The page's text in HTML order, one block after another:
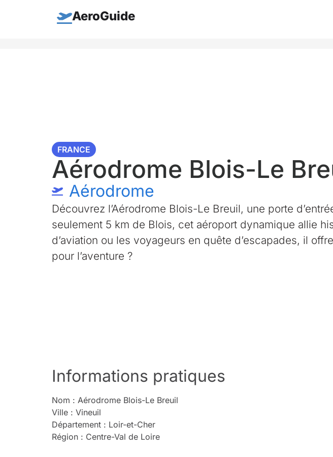
AeroGuide
FRANCE
Aérodrome Blois-Le
Aérodrome
Découvrez l’Aérodrome Blois-Le Breuil, une porte
seulement 5 km de Blois, cet aéroport dynamique allie
d’aviation ou les voyageurs en quête d’escapades, il
pour l’aventure ?
Informations pratiques
Nom : Aérodrome Blois-Le Breuil
Ville : Vineuil
Département : Loir-et-Cher
Région : Centre-Val de Loire